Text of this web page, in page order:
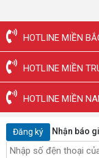
HOTLINE MIỀN
HOTLINE MIỀN
HOTLINE MIỀN
Đăng ký Nhận báo